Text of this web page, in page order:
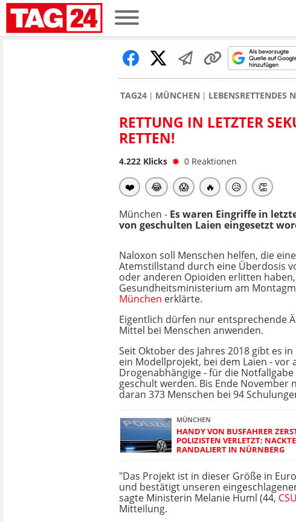
TAG24 MÜNCHEN LEBENSRETTENDES
RETTUNG IN LETZTER
RETTEN!
4.222 Klicks 0 Reaktionen
❤️ 😂 😱 🔥 😥 👏
München - Es waren Eingriffe in
von geschulten Laien eingesetzt
Naloxon soll Menschen helfen, die
Atemstillstand durch eine Überdosis
oder anderen Opioiden erlitten
Gesundheitsministerium am
München erklärte.
Eigentlich dürfen nur entsprechende
Mittel bei Menschen anwenden.
Seit Oktober des Jahres 2018 gibt es
ein Modellprojekt, bei dem Laien - vor
Drogenabhängige - für die
geschult werden. Bis Ende November
daran 373 Menschen bei 94
MÜNCHEN
HANDY VON BUSFAHRER
POLIZISTEN VERLETZT:
RANDALIERT IN NÜRNBERG
"Das Projekt ist in dieser Größe in
und bestätigt unseren
sagte Ministerin Melanie Huml (44, CSU
Mitteilung.